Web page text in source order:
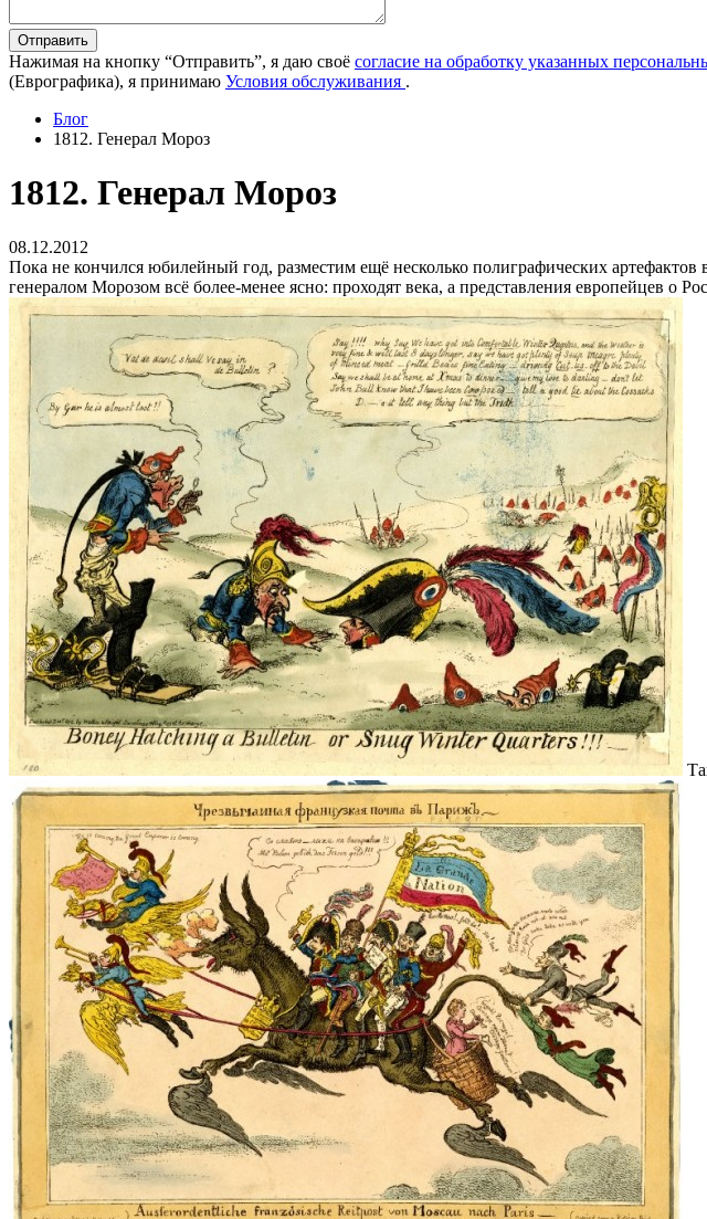
Отправить
Нажимая на кнопку “Отправить”, я даю своё согласие на обработку указанных
(Еврографика), я принимаю Условия обслуживания .
Блог
1812. Генерал Мороз
1812. Генерал Мороз
08.12.2012
Пока не кончился юбилейный год, разместим ещё несколько полиграфических
генералом Морозом всё более-менее ясно: проходят века, а представления европейцев